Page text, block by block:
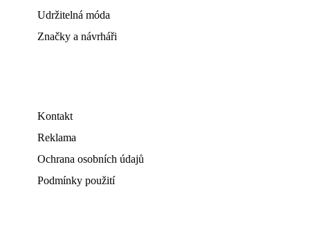
Udržitelná móda
Značky a návrháři
Kontakt
Reklama
Ochrana osobních údajů
Podmínky použití